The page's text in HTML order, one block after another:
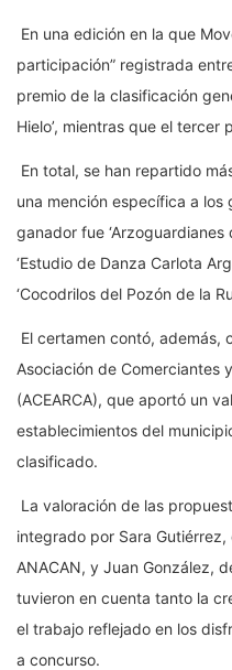
En una edición en la que
participación” registrada
premio de la clasificación
Hielo’, mientras que el tercer
En total, se han repartido
una mención específica a los
ganador fue ‘Arzoguardianes
‘Estudio de Danza Carlota
‘Cocodrilos del Pozón de la
El certamen contó, además,
Asociación de Comerciantes
(ACEARCA), que aportó un
establecimientos del
clasificado.
La valoración de las
integrado por Sara
ANACAN, y Juan González,
tuvieron en cuenta tanto la
el trabajo reflejado en los
a concurso.